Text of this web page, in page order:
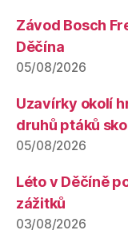
Závod Bosch
Děčína
05/08/2026
Uzavírky okolí
druhů ptáků
05/08/2026
Léto v Děčíně
zážitků
03/08/2026